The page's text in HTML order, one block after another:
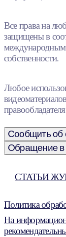
Все права на
защищены в
международным
собственности.
Любое
Сообщить об
Обращение в
СТАТЬИ
Политика
На